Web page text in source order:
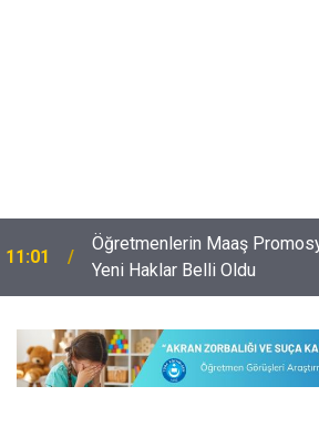
11:01
Öğretmenlerin Maaş
Yeni Haklar Belli Oldu